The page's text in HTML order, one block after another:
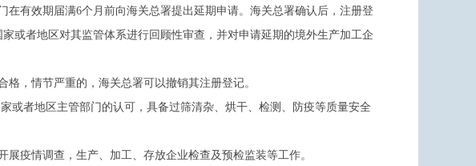
有效期届满6个月前向海关总署提出延期申请。海关总署确认后，注册登
或者地区对其监管体系进行回顾性审查，并对申请延期的境外生产加工企
，情节严重的，海关总署可以撤销其注册登记。
或者地区主管部门的认可，具备过筛清杂、烘干、检测、防疫等质量安全
疫情调查，生产、加工、存放企业检查及预检监装等工作。